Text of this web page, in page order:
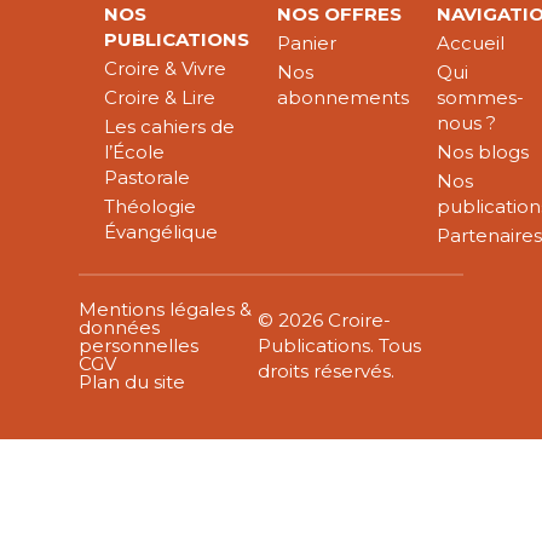
NOS
PUBLICATIONS
Croire & Vivre
Croire & Lire
Les cahiers de
l’École
Pastorale
Théologie
Évangélique
NOS OFFRES
Panier
Nos
abonnements
Accueil
Qui
sommes-
nous ?
Nos blogs
Nos
Partenaires
Mentions légales &
données
personnelles
CGV
Plan du site
© 2026 Croire-
Publications. Tous
droits réservés.